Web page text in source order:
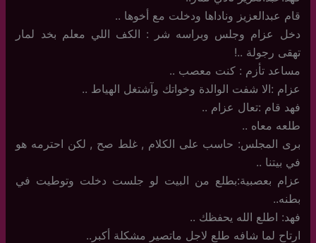
قام عبدالعزيز وناداها ودخلت مع أخوها ..
دخل عزام وجلس وبراسه شر : الكف اللي معلم بخد لمار
تهقى رجولة ..!
مساعد تأزم : كنت معصب ..
عزام :الا شفت الوالدة وخواتك وآشتغل الهياط ..
فهد قام :تعال عزام ..
طلعه معاه ..
برى المجلس: حاسب على الكلام , غلط صح , لكن احترمه هو
في بيتنا ..
عزام بعصبية:بطلع من البيت لو جلست دخلت وتوطيت في
بطنه..
فهد: اطلع الله يحفظك ..
ارتاح لما شافه طلع لاجل ماتصير مشكلة أكبر..